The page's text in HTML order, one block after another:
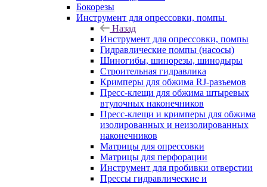
Бокорезы
Инструмент для опрессовки, помпы
Назад
Инструмент для опрессовки, помпы
Гидравлические помпы (насосы)
Шиногибы, шинорезы, шинодыры
Строительная гидравлика
Кримперы для обжима RJ-разъемов
Пресс-клещи для обжима штыревых
втулочных наконечников
Пресс-клещи и кримперы для обжима
изолированных и неизолированных
наконечников
Матрицы для опрессовки
Матрицы для перфорации
Инструмент для пробивки отверстии
Прессы гидравлические и